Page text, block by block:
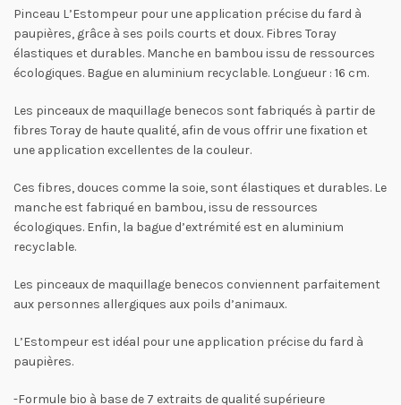
Pinceau L’Estompeur pour une application précise du fard à
paupières, grâce à ses poils courts et doux. Fibres Toray
élastiques et durables. Manche en bambou issu de ressources
écologiques. Bague en aluminium recyclable. Longueur : 16 cm.
Les pinceaux de maquillage benecos sont fabriqués à partir de
fibres Toray de haute qualité, afin de vous offrir une fixation et
une application excellentes de la couleur.
Ces fibres, douces comme la soie, sont élastiques et durables. Le
manche est fabriqué en bambou, issu de ressources
écologiques. Enfin, la bague d’extrémité est en aluminium
recyclable.
Les pinceaux de maquillage benecos conviennent parfaitement
aux personnes allergiques aux poils d’animaux.
L’Estompeur est idéal pour une application précise du fard à
paupières.
-Formule bio à base de 7 extraits de qualité supérieure